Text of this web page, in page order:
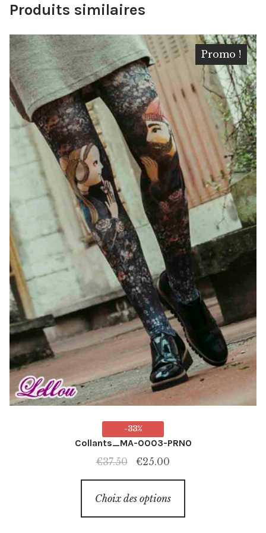
Produits similaires
-33%
Collants_MA-0003-PRNO
€37.50
Le
prix
initial
€25.00
prix
actuel
Promo !
Choix des options
a